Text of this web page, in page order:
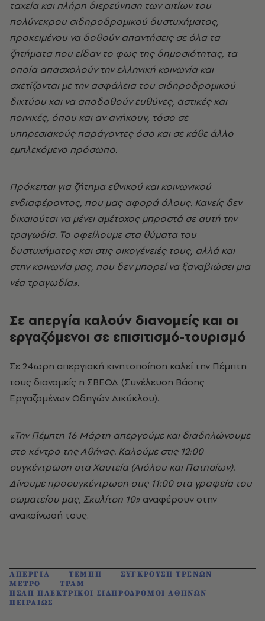
ταχεία και πλήρη διερεύνηση των αιτίων του
πολύνεκρου σιδηροδρομικού δυστυχήματος,
προκειμένου να δοθούν απαντήσεις σε όλα τα
ζητήματα που είδαν το φως της δημοσιότητας, τα
οποία απασχολούν την ελληνική κοινωνία και
σχετίζονται με την ασφάλεια του σιδηροδρομικού
δικτύου και να αποδοθούν ευθύνες, αστικές και
ποινικές, όπου και αν ανήκουν, τόσο σε
υπηρεσιακούς παράγοντες όσο και σε κάθε άλλο
εμπλεκόμενο πρόσωπο.
Πρόκειται για ζήτημα εθνικού και κοινωνικού
ενδιαφέροντος, που μας αφορά όλους. Κανείς δεν
δικαιούται να μένει αμέτοχος μπροστά σε αυτή την
τραγωδία. Το οφείλουμε στα θύματα του
δυστυχήματος και στις οικογένειές τους, αλλά και
στην κοινωνία μας, που δεν μπορεί να ξαναβιώσει μια
νέα τραγωδία».
Σε απεργία καλούν διανομείς και οι
εργαζόμενοι σε επισιτισμό-τουρισμό
Σε 24ωρη απεργιακή κινητοποίηση καλεί την Πέμπτη
τους διανομείς η ΣΒΕΟΔ (Συνέλευση Βάσης
Εργαζομένων Οδηγών Δικύκλου).
«Την Πέμπτη 16 Μάρτη απεργούμε και διαδηλώνουμε
στο κέντρο της Αθήνας. Καλούμε στις 12:00
συγκέντρωση στα Χαυτεία (Αιόλου και Πατησίων).
Δίνουμε προσυγκέντρωση στις 11:00 στα γραφεία του
σωματείου μας, Σκυλίτση 10» αναφέρουν στην
ανακοίνωσή τους.
ΑΠΕΡΓΙΑ ΤΕΜΠΗ
ΣΥΓΚΡΟΥΣΗ ΤΡΕΝΩΝ
ΜΕΤΡΟ
ΤΡΑΜ
ΗΣΑΠ ΗΛΕΚΤΡΙΚΟΙ ΣΙΔΗΡΟΔΡΟΜΟΙ ΑΘΗΝΩΝ
ΠΕΙΡΑΙΩΣ